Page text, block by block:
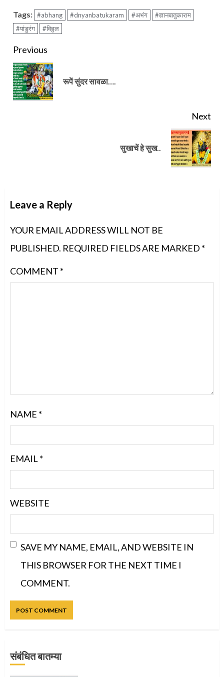
Tags: #abhang #dnyanbatukaram #अभंग
#ज्ञानबातुकाराम
#पांडुरंग
#विठ्ठल
Continue
Previous
रूपें सुंदर सावळा….
Next
सुखाचें हे सुख..
Leave a Reply
YOUR EMAIL ADDRESS WILL NOT BE
PUBLISHED. REQUIRED FIELDS ARE MARKED *
COMMENT *
NAME *
EMAIL*
WEBSITE
SAVE MY NAME, EMAIL, AND WEBSITE IN
THIS BROWSER FOR THE NEXT TIME I
COMMENT.
संबंधित बातम्या